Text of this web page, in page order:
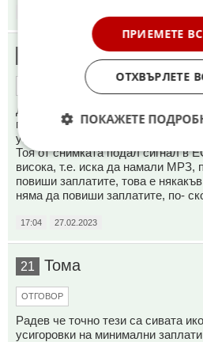
Държавата раздаде милиони на
помощи, на народа- нищо, а сега
увеличи заплатите.
Тоя от снимката подал сигнал в
висока, т.е. иска да намали МРЗ,
повиши заплатите, това е
няма да повиши заплатите, по-
17:04 27.02.2023
21 Тома
ОТГОВОР
Радев че точно тези са сивата
усигоровки на минимални
ПРИЕМЕТЕ
ОТХВЪРЛЕТЕ
ПОКАЖЕТЕ